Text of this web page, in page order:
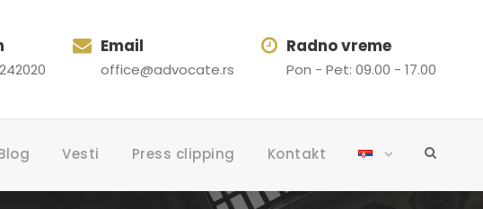
Email
office@advocate.rs
Radno vreme
Pon - Pet: 09.00 - 17.00
Vesti Press clipping Kontakt